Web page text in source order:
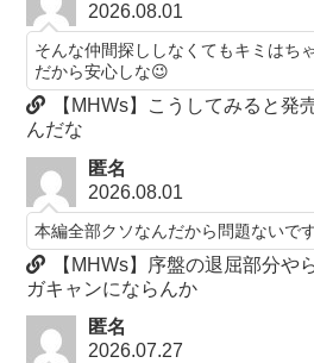
2026.08.01
そんな仲間探ししなくてもキミはち
だから安心しな😉
【MHWs】こうしてみると発
んだな
匿名
2026.08.01
本編全部クソなんだから問題ないで
【MHWs】序盤の退屈部分や
ガキャンにならんか
匿名
2026.07.27